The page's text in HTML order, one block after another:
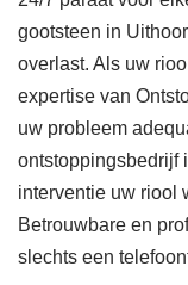
gootsteen in
overlast. Als uw
expertise van
uw probleem
ontstoppingsbedrijf
interventie uw riool
Betrouwbare en
slechts een